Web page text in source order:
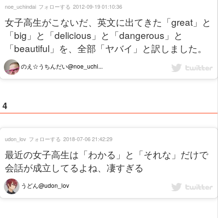
女子高生がこないだ、英文に出てきた「great」と
「big」と「delicious」と「dangerous」と
「beautiful」を、全部「ヤバイ」と訳しました。
のえ☆うちんだい@noe_uchi...
noe_uchindai フォローする 2012-09-19 01:10:36
4
最近の女子高生は「わかる」と「それな」だけで
会話が成立してるよね、凄すぎる
うどん@udon_lov
udon_lov フォローする 2018-07-06 21:42:29